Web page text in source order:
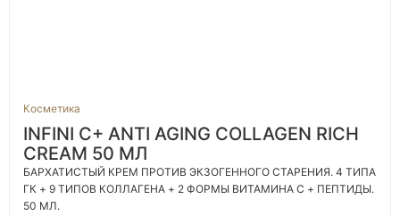
Косметика
INFINI C+ ANTI AGING COLLAGEN RICH
CREAM 50 МЛ
БАРХАТИСТЫЙ КРЕМ ПРОТИВ ЭКЗОГЕННОГО СТАРЕНИЯ. 4 ТИПА
ГК + 9 ТИПОВ КОЛЛАГЕНА + 2 ФОРМЫ ВИТАМИНА C + ПЕПТИДЫ.
50 МЛ.